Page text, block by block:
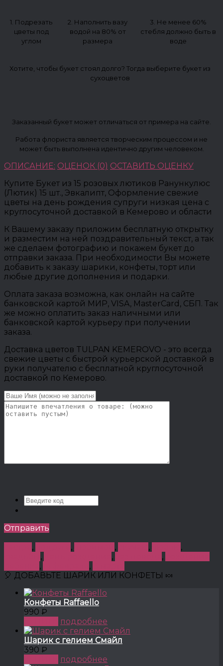
1. Подрезать
цветы под
углом
2. Наполнить вазу
водой на 80% от
размера
3. Не менее 60%
стебля должно быть в
воде
Хотите, чтобы букет стоял долго? Тогда выберите букет из
сухоцветов
Заказанный букет может отличаться от примера на сайте.
Работа флориста является творческим процессом и не
может быть выполнена идентично другим человеком.
ОПИСАНИЕ: ОЦЕНОК (0) ОСТАВИТЬ ОЦЕНКУ
Купите Букет из 15 розовых лютиков Ранункулюс
(Лютик) 15 шт., Эвкалипт, Оформление свежие
цветы на день рождения супруги низкая цена с
круглосуточной доставкой в Кемерово и области
К Вашему заказу приложим бесплатную открытку
и разместим на ней поздравительный текст, а так
же сделаем фотографию и покажем букет до
отправки заказа. При необходимости Вы можете
добавить к заказу шарики, конфеты, торт или
любые другие дополнения и подарки.
Оплата заказа возможна, как онлайн на сайте
банковской картой МИР, VISA, MasterCard, СБП. Так
же можно оплатить заказ наличными или
банковской картой курьеру при получении
заказа.
Доставка цветов TULPAN KEMEROVO - это всегда
свежие цветы с быстрой курьерской доставкой в
руки получателю с бесплатной круглосуточной
доставкой по Кемерово.
Отправить
, , , ,
,
, , ,
, ,
🎈 ДОБАВЬТЕ ШАРИК ИЛИ КОНФЕТЫ 🍬
Конфеты Raffaello
990 ₽
подробнее
Шарик с гелием Смайл
390 ₽
подробнее